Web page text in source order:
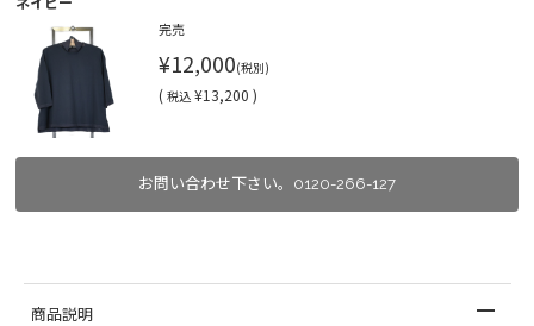
完売
¥12,000(税別)
( 税込 ¥13,200 )
お問い合わせ下さい。0120-266-127
商品説明